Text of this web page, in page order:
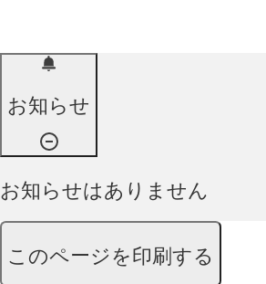
お知らせ
お知らせはありません
このページを印刷する